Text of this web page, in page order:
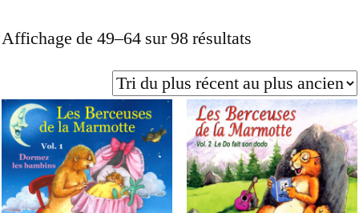
Affichage de 49–64 sur 98 résultats